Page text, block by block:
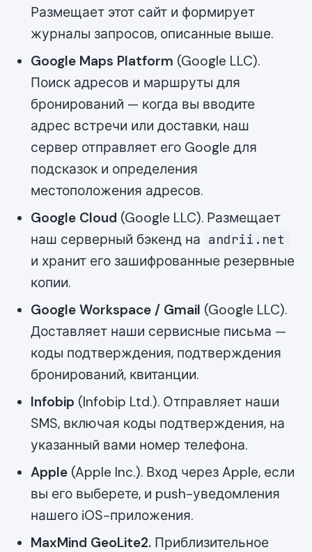
Размещает этот сайт и формирует
журналы запросов, описанные выше.
Google Maps Platform (Google LLC).
Поиск адресов и маршруты для
бронирований — когда вы вводите
адрес встречи или доставки, наш
сервер отправляет его Google для
подсказок и определения
местоположения адресов.
Google Cloud (Google LLC). Размещает
наш серверный бэкенд на andrii.net
и хранит его зашифрованные резервные
копии.
Google Workspace / Gmail (Google LLC).
Доставляет наши сервисные письма —
коды подтверждения, подтверждения
бронирований, квитанции.
Infobip (Infobip Ltd.). Отправляет наши
SMS, включая коды подтверждения, на
указанный вами номер телефона.
Apple (Apple Inc.). Вход через Apple, если
вы его выберете, и push-уведомления
нашего iOS-приложения.
MaxMind GeoLite2. Приблизительное